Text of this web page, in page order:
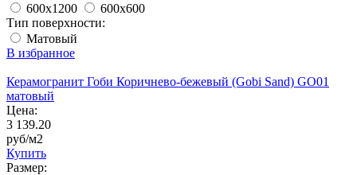
600x1200
600x600
Тип поверхности:
Матовый
В избранное
Керамогранит Гоби Коричнево-бежевый (Gobi Sand) GO01
матовый
Цена:
3 139.20
руб/м2
Купить
Размер: